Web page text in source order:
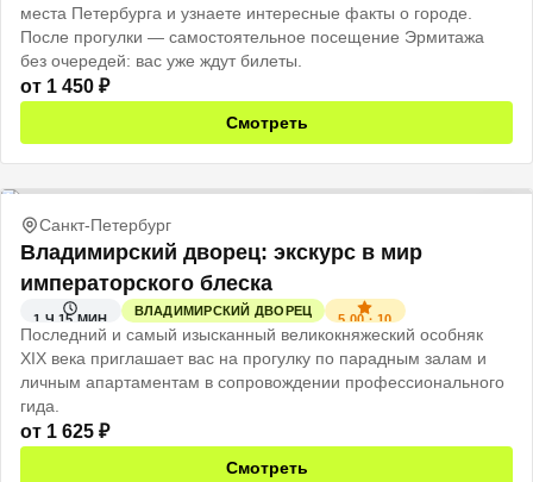
места Петербурга и узнаете интересные факты о городе.
После прогулки — самостоятельное посещение Эрмитажа
без очередей: вас уже ждут билеты.
от 1 450 ₽
Смотреть
Санкт-Петербург
Владимирский дворец: экскурс в мир
императорского блеска
1 Ч 15 МИН
ВЛАДИМИРСКИЙ ДВОРЕЦ
5.00· 10
Последний и самый изысканный великокняжеский особняк
XIX века приглашает вас на прогулку по парадным залам и
личным апартаментам в сопровождении профессионального
гида.
от 1 625 ₽
Смотреть